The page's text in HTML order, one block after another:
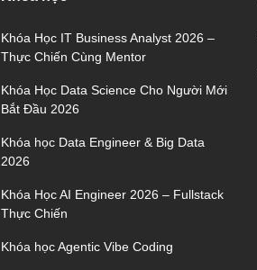
Khóa Học IT Business Analyst 2026 –
Thực Chiến Cùng Mentor
Khóa Học Data Science Cho Người Mới
Bắt Đầu 2026
Khóa học Data Engineer & Big Data
2026
Khóa Học AI Engineer 2026 – Fullstack
Thực Chiến
Khóa học Agentic Vibe Coding